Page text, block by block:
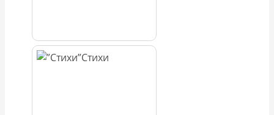
Стихи